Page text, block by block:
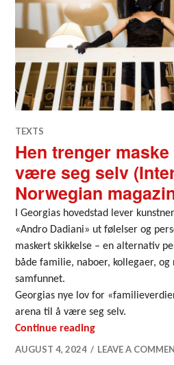
TEXTS
Hen trenger
være seg selv
Norwegian
I Georgias hovedstad lever
«Andro Dadiani» ut følelser og
maskert skikkelse – en alternativ
både familie, naboer, kollegaer, og
samfunnet.
Georgias nye lov for
arena til å være seg selv.
Continue readingHen trenger
AUGUST 4, 2024
LEAVE A